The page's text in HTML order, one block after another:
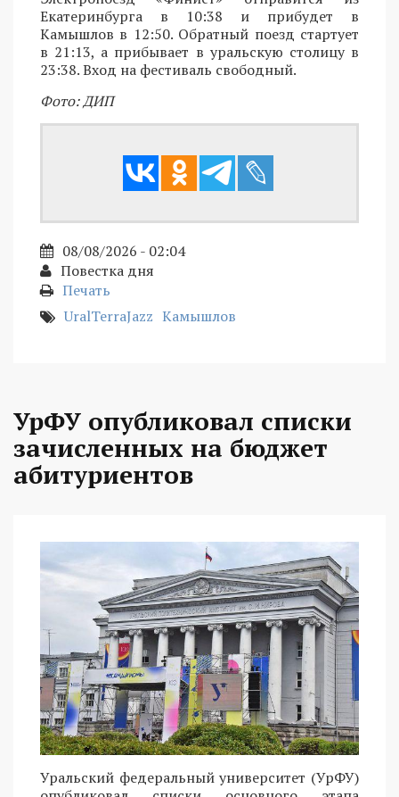
Екатеринбурга в 10:38 и прибудет в
Камышлов в 12:50. Обратный поезд стартует
в 21:13, а прибывает в уральскую столицу в
23:38. Вход на фестиваль свободный.
Фото: ДИП
08/08/2026 - 02:04
Повестка дня
Печать
UralTerraJazz Камышлов
УрФУ опубликовал списки
зачисленных на бюджет
абитуриентов
Уральский федеральный университет (УрФУ)